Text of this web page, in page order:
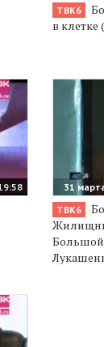
ТВК6
в клетке
31
ТВК6
Большой